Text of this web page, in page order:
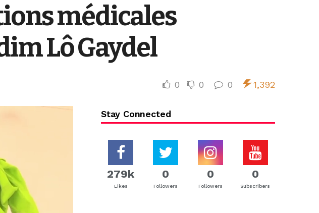
médicales
Lô Gaydel
0 0 0 1,392
Stay Connected
279k
Likes
0
Followers
0
Followers
0
Subscribers